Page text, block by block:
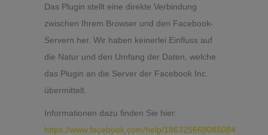
Das Plugin stellt eine direkte Verbindung
zwischen Ihrem Browser und den Facebook-
Servern her. Wir haben keinerlei Einfluss auf
die Natur und den Umfang der Daten, welche
das Plugin an die Server der Facebook Inc.
übermittelt.
Informationen dazu finden Sie hier:
https://www.facebook.com/help/186325668085084